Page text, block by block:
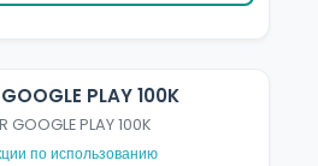
PLAY 100K
GOOGLE PLAY 100K
по использованию